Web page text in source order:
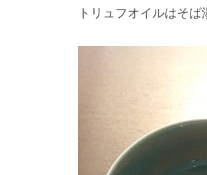
トリュフオイルはそば